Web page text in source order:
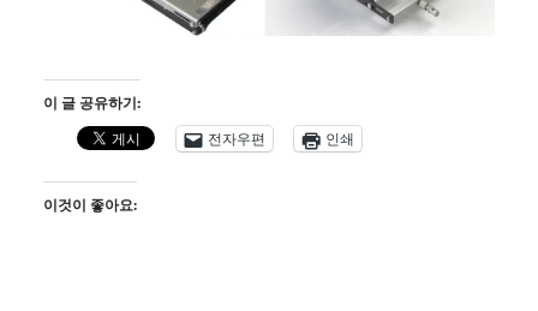
이 글 공유하기:
전자우편
인쇄
이것이 좋아요: